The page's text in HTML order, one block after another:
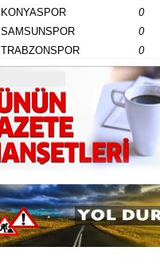
KONYASPOR 0
SAMSUNSPOR 0
TRABZONSPOR 0